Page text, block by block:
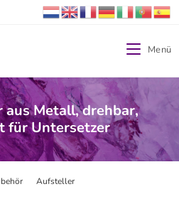
Menü
aus Metall, drehbar,
für Untersetzer
Aufsteller